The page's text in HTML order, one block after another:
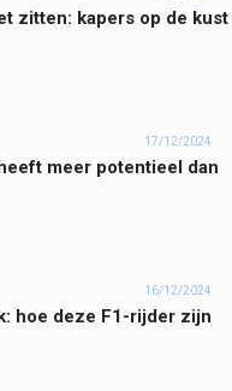
zitten: kapers op de kust
17/12/2024
meer potentieel dan
16/12/2024
hoe deze F1-rijder zijn